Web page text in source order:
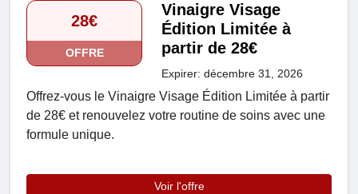
28€
OFFRE
Vinaigre Visage
Édition Limitée à
partir de 28€
Expirer: décembre 31, 2026
Offrez-vous le Vinaigre Visage Édition Limitée à partir
de 28€ et renouvelez votre routine de soins avec une
formule unique.
Voir l'offre